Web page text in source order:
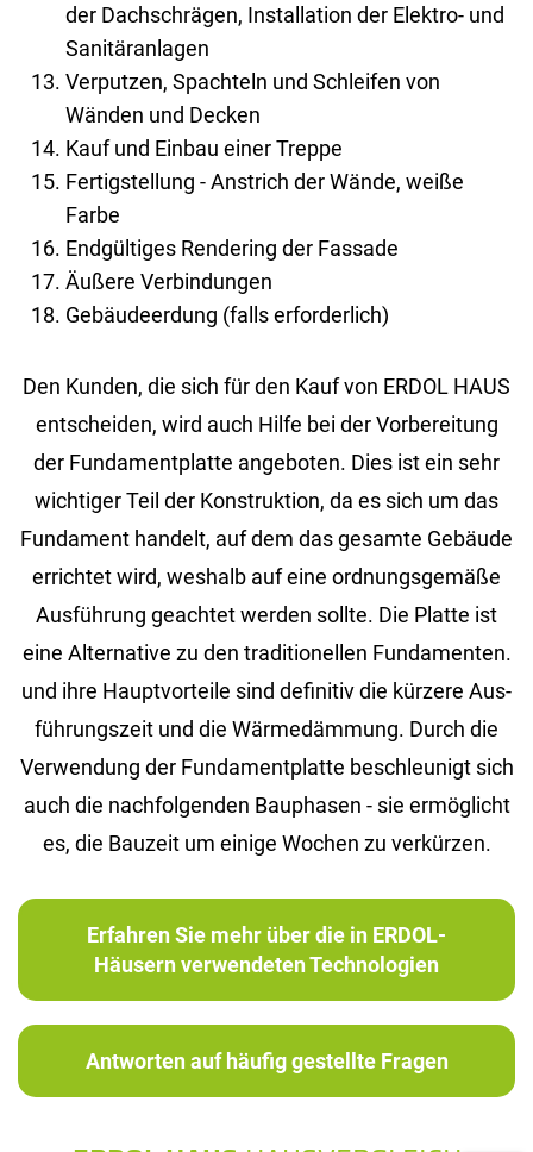
der Dachschrägen, Installation der Elektro- und
Sanitäranlagen
Verputzen, Spachteln und Schleifen von
Wänden und Decken
Kauf und Einbau einer Treppe
Fertigstellung - Anstrich der Wände, weiße
Farbe
Endgültiges Rendering der Fassade
Äußere Verbindungen
Gebäudeerdung (falls erforderlich)
Den Kun­den, die sich für den Kauf von ERDOL HAUS
ent­schei­den, wird auch Hilfe bei der Vor­be­rei­tung
der Fun­da­ment­plat­te an­ge­bo­ten. Dies ist ein sehr
wich­ti­ger Teil der Kon­struk­ti­on, da es sich um das
Fun­da­ment han­delt, auf dem das ge­sam­te Ge­bäu­de
er­rich­tet wird, wes­halb auf eine ord­nungs­ge­mä­ße
Aus­füh­rung ge­ach­tet wer­den soll­te. Die Plat­te ist
eine Al­ter­na­ti­ve zu den tra­di­tio­nel­len Fun­da­men­ten.
und ihre Haupt­vor­tei­le sind de­fi­ni­tiv die kür­ze­re Aus­
füh­rungs­zeit und die Wär­me­däm­mung. Durch die
Ver­wen­dung der Fun­da­ment­plat­te be­schleu­nigt sich
auch die nach­fol­gen­den Bau­pha­sen - sie er­mög­licht
es, die Bau­zeit um ei­ni­ge Wo­chen zu ver­kür­zen.
Erfahren Sie mehr über die in ERDOL-
Häusern verwendeten Technologien
Antworten auf häufig gestellte Fragen